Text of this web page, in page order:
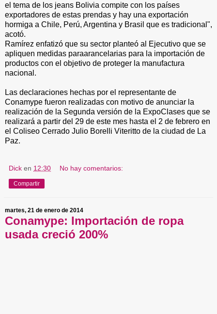
el tema de los jeans Bolivia compite con los países
exportadores de estas prendas y hay una exportación
hormiga a Chile, Perú, Argentina y Brasil que es tradicional",
acotó.
Ramírez enfatizó que su sector planteó al Ejecutivo que se
apliquen medidas paraarancelarias para la importación de
productos con el objetivo de proteger la manufactura
nacional.
Las declaraciones hechas por el representante de
Conamype fueron realizadas con motivo de anunciar la
realización de la Segunda versión de la ExpoClases que se
realizará a partir del 29 de este mes hasta el 2 de febrero en
el Coliseo Cerrado Julio Borelli Viteritto de la ciudad de La
Paz.
Dick en 12:30 No hay comentarios:
Compartir
martes, 21 de enero de 2014
Conamype: Importación de ropa
usada creció 200%